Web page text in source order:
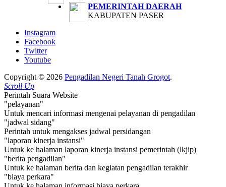
PEMERINTAH DAERAH
KABUPATEN PASER
Instagram
Facebook
Twitter
Youtube
Copyright © 2026 Pengadilan Negeri Tanah Grogot.
Scroll Up
Perintah Suara Website
"pelayanan"
Untuk mencari informasi mengenai pelayanan di pengadilan
"jadwal sidang"
Perintah untuk mengakses jadwal persidangan
"laporan kinerja instansi"
Untuk ke halaman laporan kinerja instansi pemerintah (lkjip)
"berita pengadilan"
Untuk ke halaman berita dan kegiatan pengadilan terakhir
"biaya perkara"